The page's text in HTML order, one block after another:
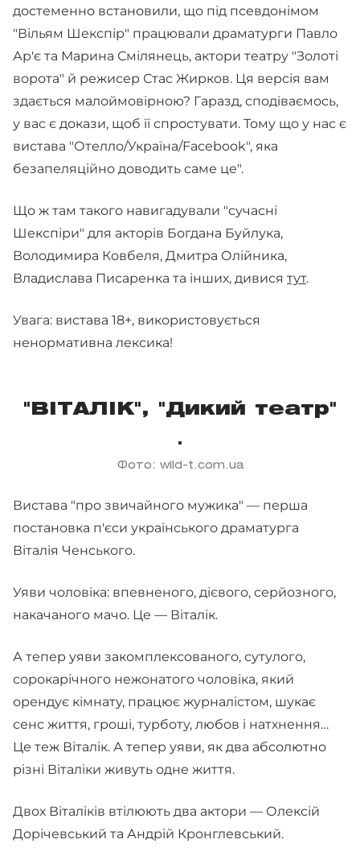
достеменно встановили, що під псевдонімом
"Вільям Шекспір" працювали драматурги Павло
Ар'є та Марина Смілянець, актори театру "Золоті
ворота" й режисер Стас Жирков. Ця версія вам
здається малоймовірною? Гаразд, сподіваємось,
у вас є докази, щоб її спростувати. Тому що у нас є
вистава "Отелло/Україна/Facebook", яка
безапеляційно доводить саме це".
Що ж там такого навигадували "сучасні
Шекспіри" для акторів Богдана Буйлука,
Володимира Ковбеля, Дмитра Олійника,
Владислава Писаренка та інших, дивися тут.
Увага: вистава 18+, використовується
ненормативна лексика!
"ВІТАЛІК", "Дикий театр"
Фото: wild-t.com.ua
Вистава "про звичайного мужика" — перша
постановка п'єси українського драматурга
Віталія Ченського.
Уяви чоловіка: впевненого, дієвого, серйозного,
накачаного мачо. Це — Віталік.
А тепер уяви закомплексованого, сутулого,
сорокарічного нежонатого чоловіка, який
орендує кімнату, працює журналістом, шукає
сенс життя, гроші, турботу, любов і натхнення…
Це теж Віталік. А тепер уяви, як два абсолютно
різні Віталіки живуть одне життя.
Двох Віталіків втілюють два актори — Олексій
Дорічевський та Андрій Кронглевський.